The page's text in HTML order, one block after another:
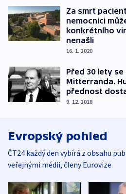
Za smrt
nemocnici
konkrétního
nenašli
16. 1. 2020
Před 30 lety
Mitterranda.
přednost
9. 12. 2018
Evropský pohled
ČT24 každý den vybírá z obsahu
veřejnými médii, členy Eurovize.